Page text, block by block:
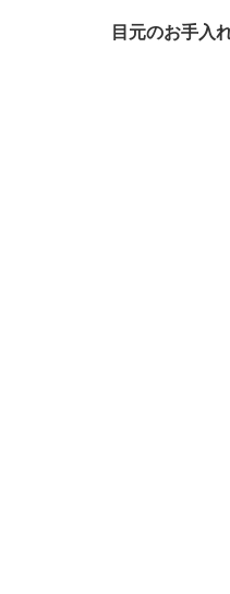
目元のお手入